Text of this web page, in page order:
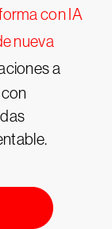
con IA
nueva
a